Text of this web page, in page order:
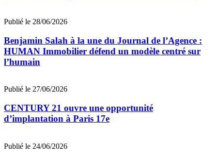
Publié le 28/06/2026
Benjamin Salah à la une du Journal de l’Agence :
HUMAN Immobilier défend un modèle centré sur
l’humain
Publié le 27/06/2026
CENTURY 21 ouvre une opportunité
d’implantation à Paris 17e
Publié le 24/06/2026